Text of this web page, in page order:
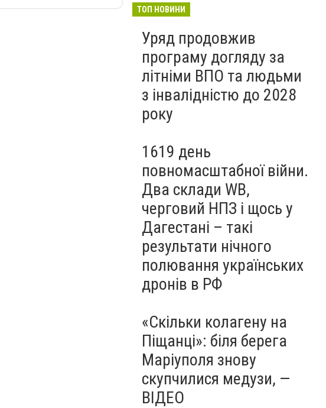
відключатимуть світло: це
ТОП НОВИНИ
Уряд продовжив
програму догляду за
літніми ВПО та людьми
з інвалідністю до 2028
року
1619 день
повномасштабної війни.
Два склади WB,
черговий НПЗ і щось у
Дагестані – такі
результати нічного
полювання українських
дронів в РФ
«Скільки колагену на
Піщанці»: біля берега
Маріуполя знову
скупчилися медузи, —
ВІДЕО